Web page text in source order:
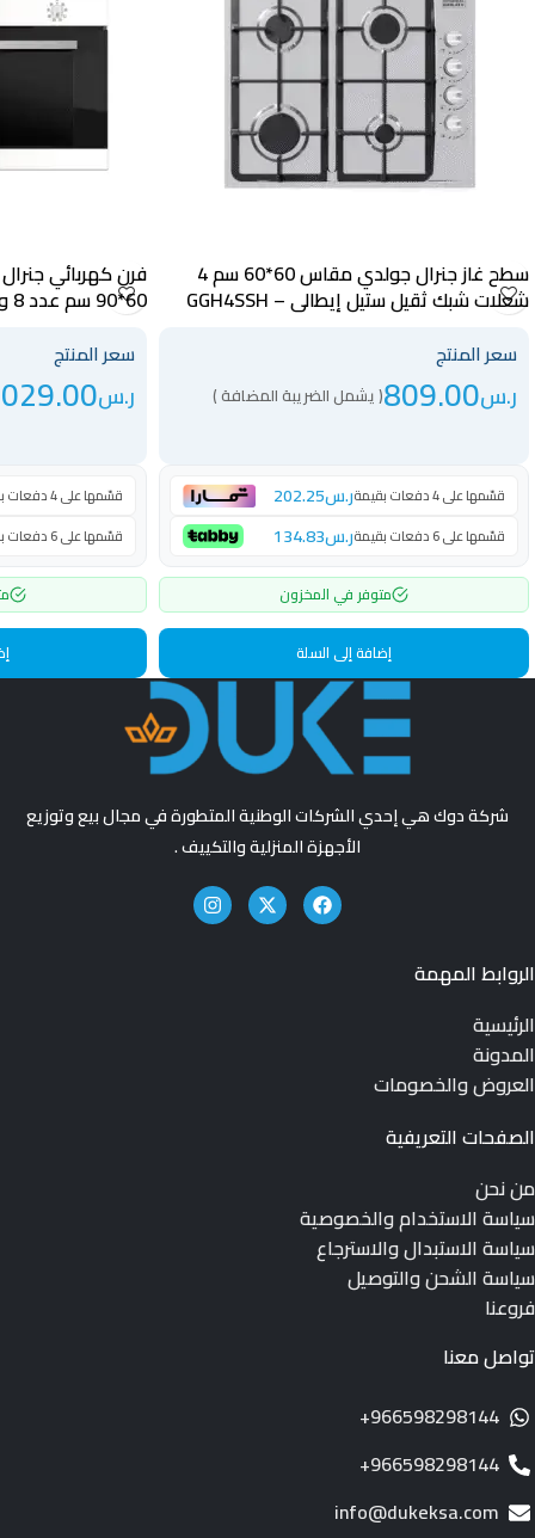
سطح غاز جنرال جولدي مقاس 60*60 سم 4
شعلات شبك ثقيل ستيل إيطالي – GGH4SSH
سعر المنتج
ر.س809.00( يشمل الضريبة المضافة )
قسّمها على 4 دفعات بقيمة ر.س202.25
قسّمها على 6 دفعات بقيمة ر.س134.83
متوفر في المخزون
إضافة إلى السلة
فرن كهربائي
GGO90S8F
سعر المنتج
ر.س
قسّمها على 4 دفعات بقيمة
قسّمها على 6 دفعات بقيمة
شركة دوك هي إحدي الشركات الوطنية المتطورة في مجال بيع وتوزيع
الأجهزة المنزلية والتكييف .
الروابط المهمة
الرئيسية
المدونة
العروض والخصومات
الصفحات التعريفية
من نحن
سياسة الاستخدام والخصوصية
سياسة الاستبدال والاسترجاع
سياسة الشحن والتوصيل
فروعنا
تواصل معنا
966598298144+
966598298144+
info@dukeksa.com